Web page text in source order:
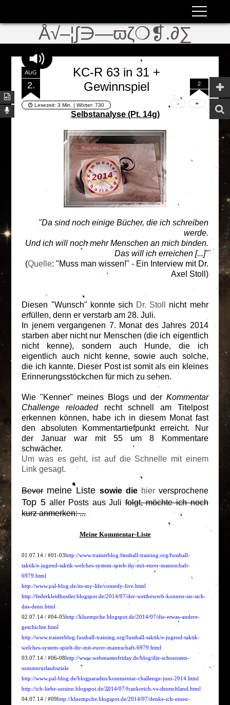
Å√–¦∫∋—ϖζ❍❡.∂∑
AUG
2.
KC-R 63 in 31 +
Gewinnspiel
2
Lesezeit:3 Min. | Wörter:730
Selbstanalyse (Pt. 14g)
"Da sind noch einige Bücher, die ich schreiben
werde.
Und ich will noch mehr Menschen an mich binden.
Das will ich erreichen [...]"
(Quelle: "Muss man wissen!" - Ein Interview mit Dr.
Axel Stoll)
Diesen "Wunsch" konnte sich Dr. Stoll
nicht mehr
erfüllen, denn er verstarb am 28. Juli.
In jenem vergangenen 7. Monat des Jahres 2014
starben aber nicht nur Menschen (die ich eigentlich
nicht kenne), sondern auch Hunde, die ich
eigentlich auch nicht kenne, sowie auch solche,
die ich kannte. Dieser Post ist somit als ein kleines
Erinnerungsstöckchen für mich zu sehen.
Wie "Kenner" meines Blogs und der Kommentar
Challenge reloadedrecht schnell am Titelpost
erkennen können, habe ich in diesem Monat fast
den absoluten Kommentartiefpunkt erreicht. Nur
der Januar war mit 55 um 8 Kommentare
schwächer.
Um was es geht, ist auf die Schnelle mit einem
Link gesagt.
Bevor meine Liste sowie die hierversprochene
Top 5aller Posts aus Julifolgt, möchte ich noch
kurz anmerken: ...
Meine Kommentar-Liste
01.07.14 / #01-03http://www.trainerblog.fussball-training.org/fussball-
taktik/e-jugend-taktik-welches-system-spielt-ihr-mit-eurer-mannschaft-
6979.html
http://www.pal-blog.de/its-my-life/comedy-live.html
http://federkleidhustler.blogspot.de/2014/07/der-wettbewerb-konnen-sie-sich-
das-denn.html
02.07.14 / #04-05http://kluempche.blogspot.de/2014/07/die-etwas-andere-
geschichte.html
http://www.trainerblog.fussball-training.org/fussball-taktik/e-jugend-taktik-
welches-system-spielt-ihr-mit-eurer-mannschaft-6979.html
03.07.14 / #06-08http://www.webmasterfriday.de/blog/die-schoensten-
sommerurlaubsziele
http://www.pal-blog.de/blogparaden/kommentar-challenge-juni-2014.html
http://ich-liebe-unsinn.blogspot.de/2014/07/frankreich-vs-deutschland.html
04.07.14 / #09http://kluempche.blogspot.de/2014/07/denke-ich-einen-